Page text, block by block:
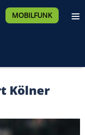
MOBILFUNK
Kölner